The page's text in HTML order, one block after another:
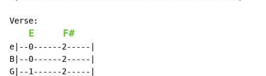
Verse:
E F#
e|--0------2-----|
B|--0------2-----|
G|--1------2-----|